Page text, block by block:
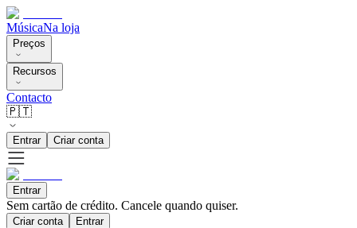
MúsicaNa loja
Preços
Recursos
Contacto
🇵🇹
Entrar Criar conta
Entrar
Sem cartão de crédito. Cancele quando quiser.
Criar conta Entrar